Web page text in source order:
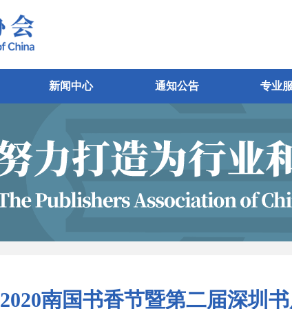
新闻中心 通知公告 专业
2020南国书香节暨第二届深圳